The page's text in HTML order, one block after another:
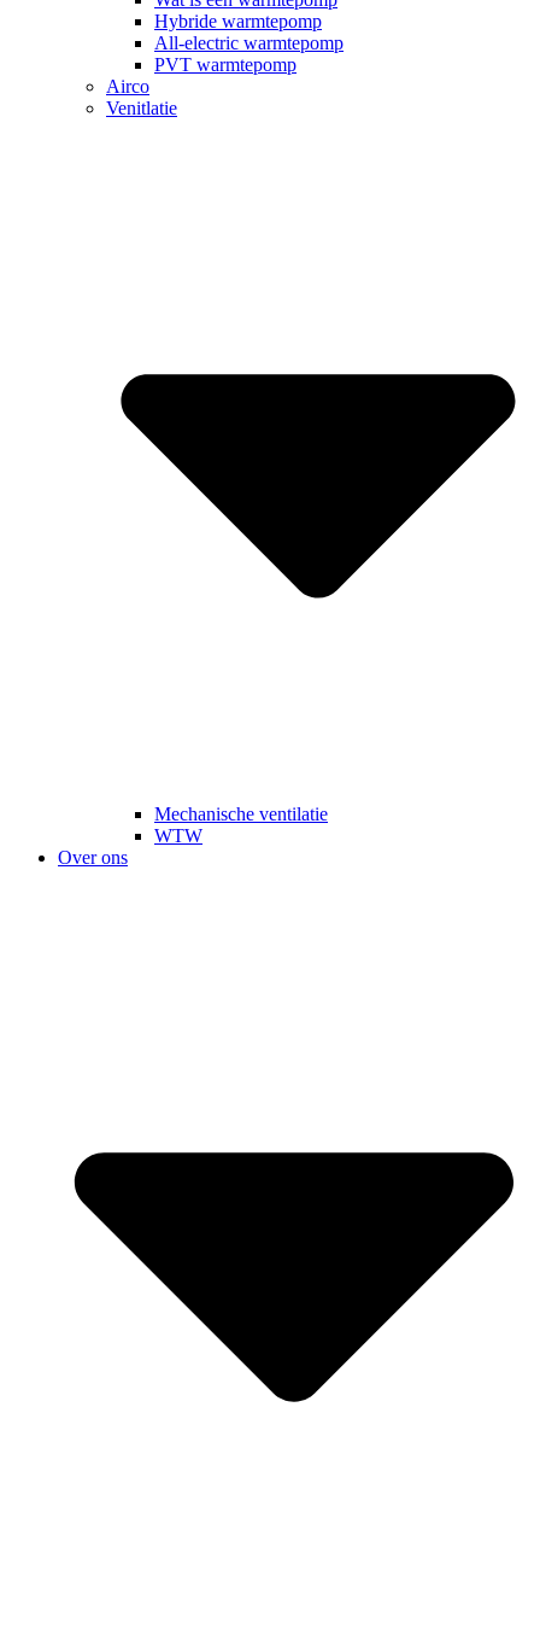
Hybride warmtepomp
All-electric warmtepomp
PVT warmtepomp
Airco
Venitlatie
Mechanische ventilatie
WTW
Over ons